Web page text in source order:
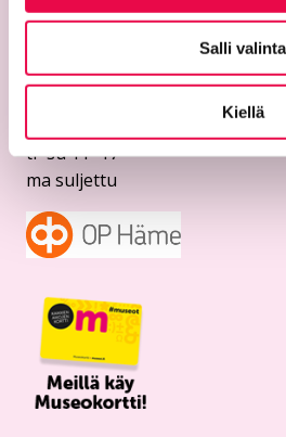
Salli valinta
Kiellä
11100 Riihimäki
ti–su 11–17
ma suljettu